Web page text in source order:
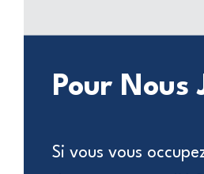
Pour Nous
Si vous vous